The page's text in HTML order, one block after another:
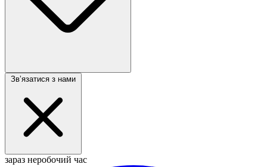
Звʼязатися з нами
зараз неробочий час